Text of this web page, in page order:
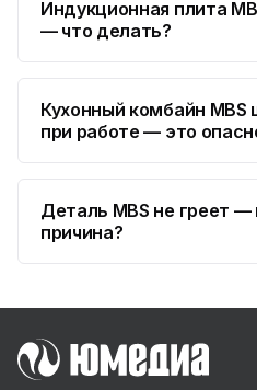
Индукционная плита
— что делать?
Кухонный комбайн MBS
при работе — это
Деталь MBS не греет —
причина?